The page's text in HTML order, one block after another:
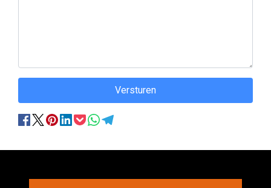
Versturen